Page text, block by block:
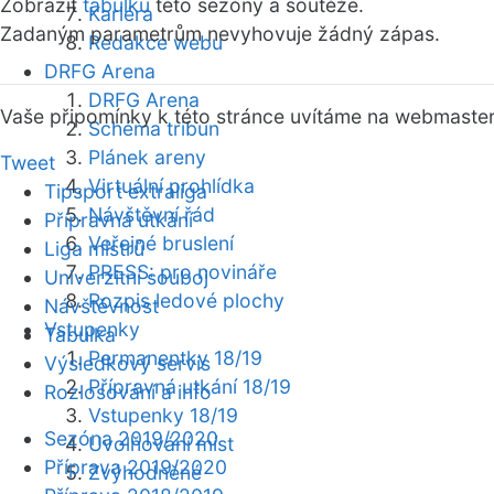
Kariéra
Redakce webu
DRFG Arena
DRFG Arena
Schéma tribun
Plánek areny
Virtuální prohlídka
Návštěvní řád
Veřejné bruslení
PRESS: pro novináře
Rozpis ledové plochy
Vstupenky
Permanentky 18/19
Přípravná utkání 18/19
Vstupenky 18/19
Uvolňování míst
Zvýhodněné
Zobrazit tabulku této sezóny a soutěže.
Zadaným parametrům nevyhovuje žádný zápas.
Vaše připomínky k této stránce uvítáme na webmaster
Tweet
Tipsport extraliga
Přípravná utkání
Liga mistrů
Univerzitní souboj
Návštěvnost
Tabulka
Výsledkový servis
Rozlosování a info
Sezóna 2019/2020
Příprava 2019/2020